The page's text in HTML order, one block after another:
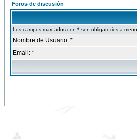
Foros de discusión
Los campos marcados con * son obligatorios a
Nombre de Usuario: *
Email: *